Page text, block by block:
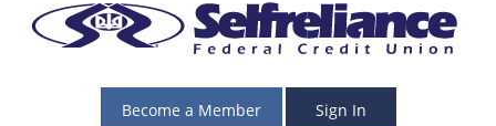
Become a Member Sign In